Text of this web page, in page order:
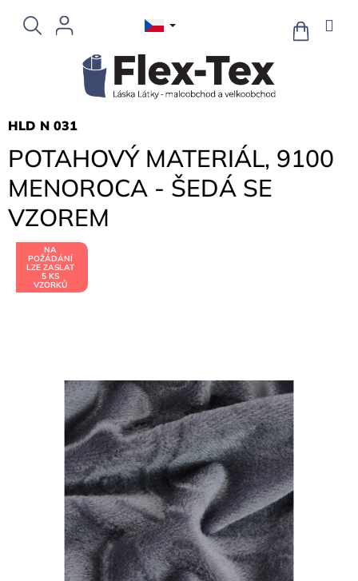
obsah
NÁKUPNÍ
KOŠÍK
POTAHOVÝ MATERIÁL, 9100
MENOROCA - ŠEDÁ SE
VZOREM
HLD N 031
NA
POŽÁDÁNÍ
LZE ZASLAT
5 KS
VZORKŮ